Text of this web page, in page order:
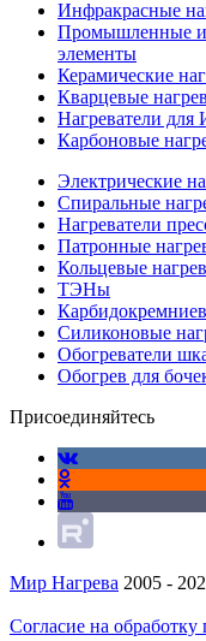
Инфракрасные
Промышленные
элементы
Керамические
Кварцевые
Нагреватели для
Карбоновые
Электрические
Спиральные
Нагреватели
Патронные
Кольцевые
ТЭНы
Силиконовые
Обогреватели
Обогрев для
Присоединяйтесь
Мир Нагрева 2005 -
Согласие на